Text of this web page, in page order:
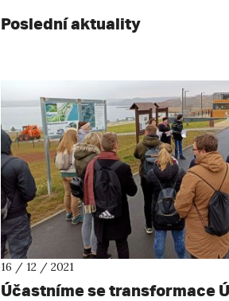
Poslední aktuality
16 / 12 / 2021
Účastníme se transformace